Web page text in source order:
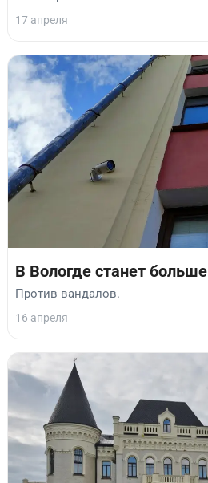
17 апреля
В Вологде станет
Против вандалов.
16 апреля